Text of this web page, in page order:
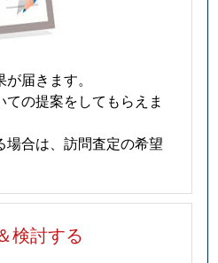
届きます。
の提案をしてもらえま
場合は、訪問査定の希望
検討する